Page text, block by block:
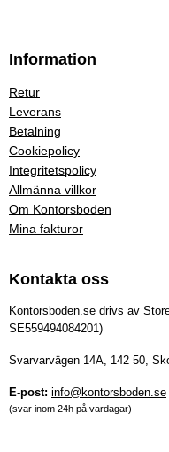
Information
Retur
Leverans
Betalning
Cookiepolicy
Integritetspolicy
Allmänna villkor
Om Kontorsboden
Mina fakturor
Kontakta oss
Kontorsboden.se drivs av
SE559494084201)
Svarvarvägen 14A, 142 50,
E-post: info@kontorsboden.se
(svar inom 24h på vardagar)